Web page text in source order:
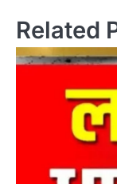
Related